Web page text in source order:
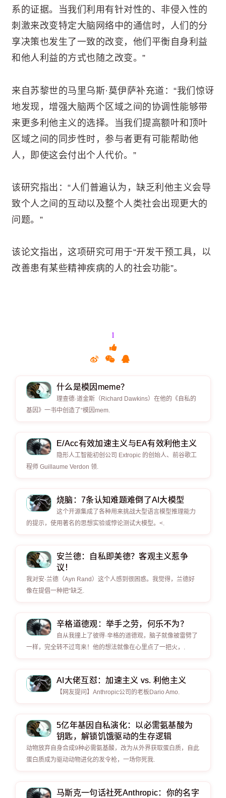
系的证据。当我们利用有针对性的、非侵入性的
刺激来改变特定大脑网络中的通信时，人们的分
享决策也发生了一致的改变，他们平衡自身利益
和他人利益的方式也随之改变。”
来自苏黎世的马里乌斯·莫伊萨补充道：“我们惊讶
地发现，增强大脑两个区域之间的协调性能够带
来更多利他主义的选择。当我们提高额叶和顶叶
区域之间的同步性时，参与者更有可能帮助他
人，即使这会付出个人代价。”
该研究指出：“人们普遍认为，缺乏利他主义会导
致个人之间的互动以及整个人类社会出现更大的
问题。”
该论文指出，这项研究可用于“开发干预工具，以
改善患有某些精神疾病的人的社会功能”。
1
什么是模因meme？
理查德·道金斯（Richard Dawkins）在他的《自私的
基因》一书中创造了“模因mem.
E/Acc有效加速主义与EA有效利他主义
隐形人工智能初创公司 Extropic 的创始人、前谷歌工
程师 Guillaume Verdon 领.
烧脑：7条认知难题难倒了AI大模型
这个开源集成了各种用来挑战大型语言模型推理能力
的提示，使用著名的思想实验或悖论测试大模型。<.
安兰德：自私即美德？客观主义惹争
议！
我对安·兰德（Ayn Rand）这个人感到很困惑。我觉得，兰德好
像在提倡一种把“缺乏.
辛格道德观：举手之劳，何乐不为？
自从我撞上了彼得·辛格的道德观，脑子就像被雷劈了
一样，完全转不过弯来！他的想法就像在心里点了一把火，.
AI大佬互怼：加速主义 vs. 利他主义
【网友提问】Anthropic公司的老板Dario Amo.
5亿年基因自私演化：以必需氨基酸为
钥匙，解锁饥饿驱动的生存逻辑
动物放弃自身合成9种必需氨基酸，改为从外界获取蛋白质，自此
蛋白质成为驱动动物进化的发令枪，一场你死我.
马斯克一句话社死Anthropic：你的名字